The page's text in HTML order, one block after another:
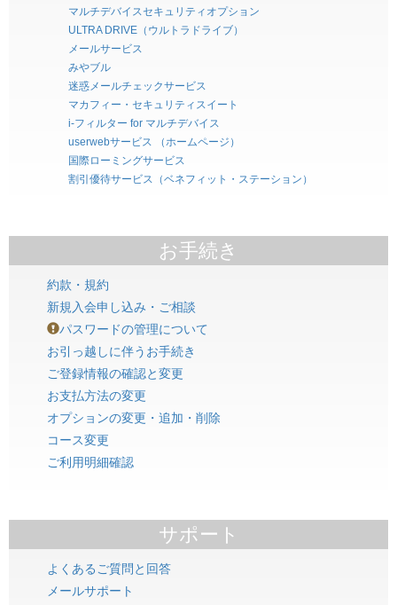
マルチデバイスセキュリティオプション
ULTRA DRIVE（ウルトラドライブ）
メールサービス
みやブル
迷惑メールチェックサービス
マカフィー・セキュリティスイート
i-フィルター for マルチデバイス
userwebサービス （ホームページ）
国際ローミングサービス
割引優待サービス（ベネフィット・ステーション）
お手続き
約款・規約
新規入会申し込み・ご相談
パスワードの管理について
お引っ越しに伴うお手続き
ご登録情報の確認と変更
お支払方法の変更
オプションの変更・追加・削除
コース変更
ご利用明細確認
サポート
よくあるご質問と回答
メールサポート